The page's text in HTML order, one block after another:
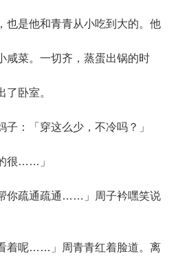
也是他和青青从小吃到大的。他
咸菜。一切齐，蒸蛋出锅的时
了卧室。
：「穿这么少，不冷吗？」
很……」
疏通疏通……」周子衿嘿笑说
呢……」周青青红着脸道。离